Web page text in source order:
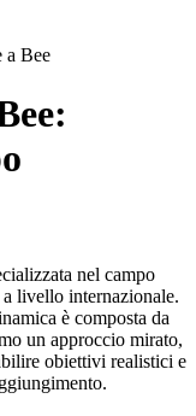
a Bee
nel campo
livello internazionale.
è composta da
un approccio mirato,
obiettivi realistici e